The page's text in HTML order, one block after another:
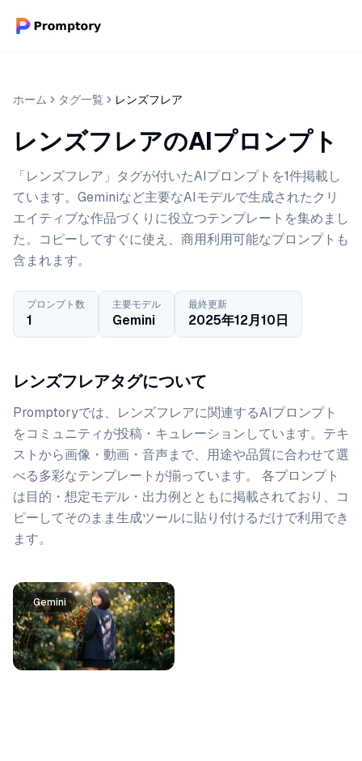
ホーム タグ一覧 レンズフレア
レンズフレアのAIプロンプト
「レンズフレア」タグが付いたAIプロンプトを1件掲載し
ています。Geminiなど主要なAIモデルで生成されたクリ
エイティブな作品づくりに役立つテンプレートを集めまし
た。コピーしてすぐに使え、商用利用可能なプロンプトも
含まれます。
プロンプト数
1
主要モデル
Gemini
最終更新
2025年12月10日
レンズフレアタグについて
Promptoryでは、 レンズフレアに関連するAIプロンプト
をコミュニティが投稿・キュレーションしています。 テキ
ストから画像・動画・音声まで、用途や品質に合わせて選
べる多彩なテンプレートが揃っています。 各プロンプト
は目的・想定モデル・出力例とともに掲載されており、コ
ピーしてそのまま生成ツールに貼り付けるだけで利用でき
ます。
プロンプト一覧
Gemini